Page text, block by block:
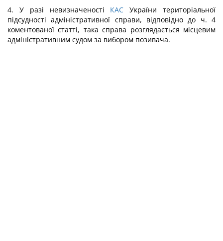
4. У разі невизначеності КАС України територіальної
підсудності адміністративної справи, відповідно до ч. 4
коментованої статті, така справа розглядається місцевим
адміністративним судом за вибором позивача.